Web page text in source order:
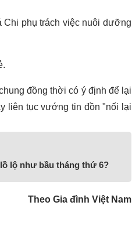
phụ trách việc nuôi dưỡng
đồng thời có ý định để lại
liên tục vướng tin đồn "nối lại
lộ như bầu tháng thứ 6?
Theo Gia đình Việt Nam